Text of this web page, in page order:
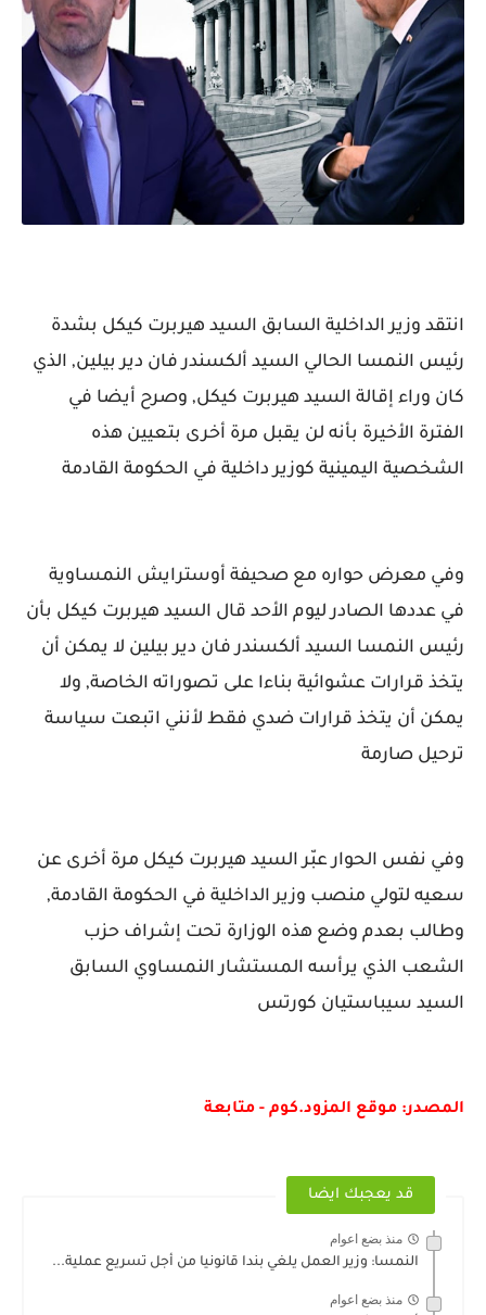
انتقد وزير الداخلية السابق السيد هيربرت كيكل بشدة
رئيس النمسا الحالي السيد ألكسندر فان دير بيلين, الذي
كان وراء إقالة السيد هيربرت كيكل, وصرح أيضا في
الفترة الأخيرة بأنه لن يقبل مرة أخرى بتعيين هذه
الشخصية اليمينية كوزير داخلية في الحكومة القادمة
وفي معرض حواره مع صحيفة أوسترايش النمساوية
في عددها الصادر ليوم الأحد قال السيد هيربرت كيكل بأن
رئيس النمسا السيد ألكسندر فان دير بيلين لا يمكن أن
يتخذ قرارات عشوائية بناءا على تصوراته الخاصة, ولا
يمكن أن يتخذ قرارات ضدي فقط لأنني اتبعت سياسة
ترحيل صارمة
وفي نفس الحوار عبّر السيد هيربرت كيكل مرة أخرى عن
سعيه لتولي منصب وزير الداخلية في الحكومة القادمة,
وطالب بعدم وضع هذه الوزارة تحت إشراف حزب
الشعب الذي يرأسه المستشار النمساوي السابق
السيد سيباستيان كورتس
المصدر: موقع المزود.كوم - متابعة
قد يعجبك ايضا
منذ بضع اعوام
النمسا: وزير العمل يلغي بندا قانونيا من أجل تسريع عملية...
منذ بضع اعوام